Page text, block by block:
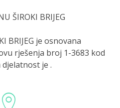
ŠIROKI BRIJEG
BRIJEG je osnovana
rješenja broj 1-3683 kod
je .